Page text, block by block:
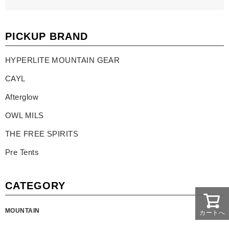
PICKUP BRAND
HYPERLITE MOUNTAIN GEAR
CAYL
Afterglow
OWL MILS
THE FREE SPIRITS
Pre Tents
CATEGORY
MOUNTAIN カートへ